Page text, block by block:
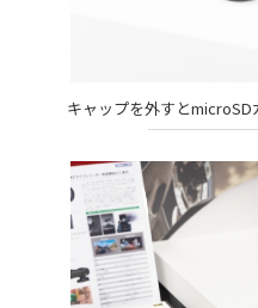
キャップを外すと